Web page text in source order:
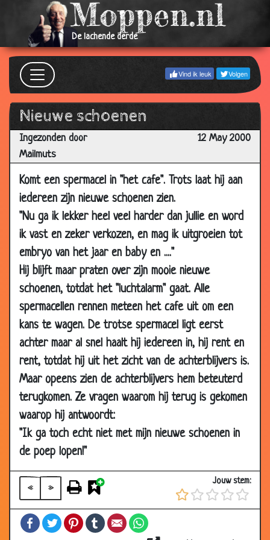
De lachende derde
Vind ik leuk Volgen
Nieuwe schoenen
Ingezonden door
Mailmuts
12 May 2000
Komt een spermacel in "het cafe". Trots laat hij aan
iedereen zijn nieuwe schoenen zien.
"Nu ga ik lekker heel veel harder dan jullie en word
ik vast en zeker verkozen, en mag ik uitgroeien tot
embryo van het jaar en baby en ...."
Hij blijft maar praten over zijn mooie nieuwe
schoenen, totdat het "luchtalarm" gaat. Alle
spermacellen rennen meteen het cafe uit om een
kans te wagen. De trotse spermacel ligt eerst
achter maar al snel haalt hij iedereen in, hij rent en
rent, totdat hij uit het zicht van de achterblijvers is.
Maar opeens zien de achterblijvers hem beteuterd
terugkomen. Ze vragen waarom hij terug is gekomen
waarop hij antwoordt:
"Ik ga toch echt niet met mijn nieuwe schoenen in
de poep lopen!"
« »
Jouw stem:
FacebookTwitterPinterestTumblrEmail
12 May
2000
3 goede eigenschappen
12 May
2000
Nachtje in klooster 3.26
12 May
2000
12 May
2000
Niet geregend
12 May
12 May
2000
Biologieles
12 May
2000
Stomme Boer
12 May
2000
Oud mannetje
12 May
2000
Kerstboom
12 May
2000
Sex examen
12 May
2000
Leuke dierentuin 3.66
12 May
2000
Hawaiaans hotel 3.34
12 May
2000
Op de boerderij 3.81
12 May
2000
Koe & Stier 3.80
2000